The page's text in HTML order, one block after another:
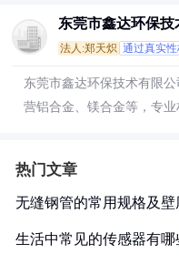
东莞市鑫达环保技
法人:郑天炽 通过真实
东莞市鑫达环保技术有限
营铝合金、镁合金等，专业
热门文章
无缝钢管的常用规格及壁
生活中常见的传感器有哪